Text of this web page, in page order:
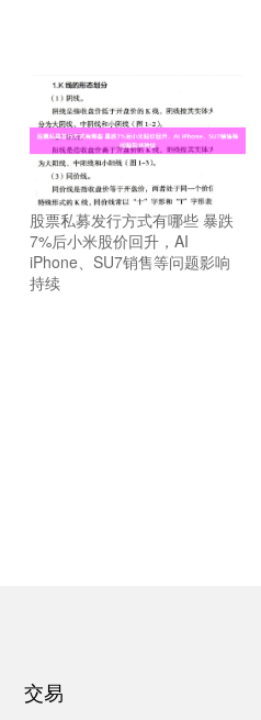
股票私募发行方式有哪些 暴跌
7%后小米股价回升，AI
iPhone、SU7销售等问题影响
持续
交易